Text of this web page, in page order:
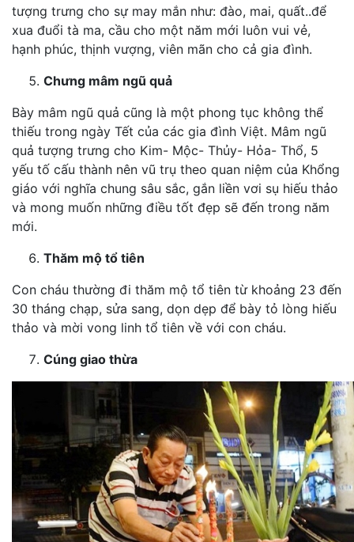
tượng trưng cho sự may mắn như: đào, mai, quất..để
xua đuổi tà ma, cầu cho một năm mới luôn vui vẻ,
hạnh phúc, thịnh vượng, viên mãn cho cả gia đình.
Chưng mâm ngũ quả
Bày mâm ngũ quả cũng là một phong tục không thể
thiếu trong ngày Tết của các gia đình Việt. Mâm ngũ
quả tượng trưng cho Kim- Mộc- Thủy- Hỏa- Thổ, 5
yếu tố cấu thành nên vũ trụ theo quan niệm của Khổng
giáo với nghĩa chung sâu sắc, gắn liền vơi sụ hiếu thảo
và mong muốn những điều tốt đẹp sẽ đến trong năm
mới.
Thăm mộ tổ tiên
Con cháu thường đi thăm mộ tổ tiên từ khoảng 23 đến
30 tháng chạp, sửa sang, dọn dẹp để bày tỏ lòng hiếu
thảo và mời vong linh tổ tiên về với con cháu.
Cúng giao thừa